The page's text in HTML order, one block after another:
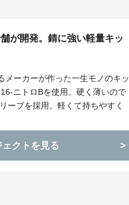
が開発。錆に強い軽量キッ
メーカーが作った一生モノのキッ
ニトロBを使用。硬く薄いので
ーブを採用。軽くて持ちやすく
ェクトを見る